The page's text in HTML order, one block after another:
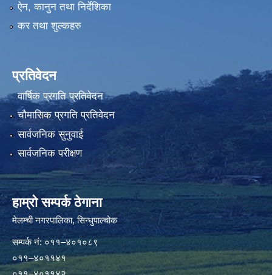
ऐन, कानुन तथा निर्देशिका
कर तथा शुल्कहरु
प्रतिवेदन
वार्षिक प्रगति प्रतिवेदन
चौमासिक प्रगति प्रतिवेदन
सार्वजनिक सुनुवाई
सार्वजनिक परीक्षण
हाम्रो सम्पर्क ठेगाना
मेलम्ची नगरपालिका‍, सिन्धुपाल्चोक
सम्पर्क न‌ं: ०११–४०१०८९
०११–४०११४१